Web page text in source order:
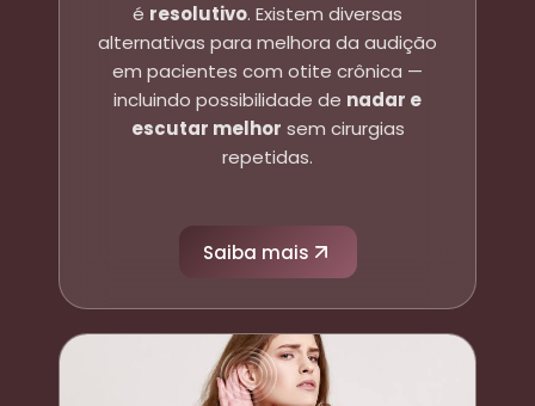
é resolutivo. Existem diversas
alternativas para melhora da audição
em pacientes com otite crônica —
incluindo possibilidade de nadar e
escutar melhor sem cirurgias
repetidas.
Saiba mais